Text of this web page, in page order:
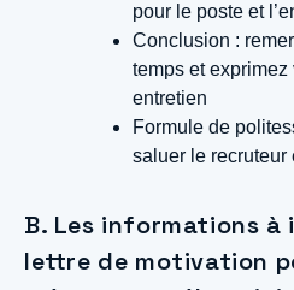
pour le poste et
Conclusion :
temps et
entretien
Formule de
saluer le recruteur
B. Les informations à
lettre de motivation